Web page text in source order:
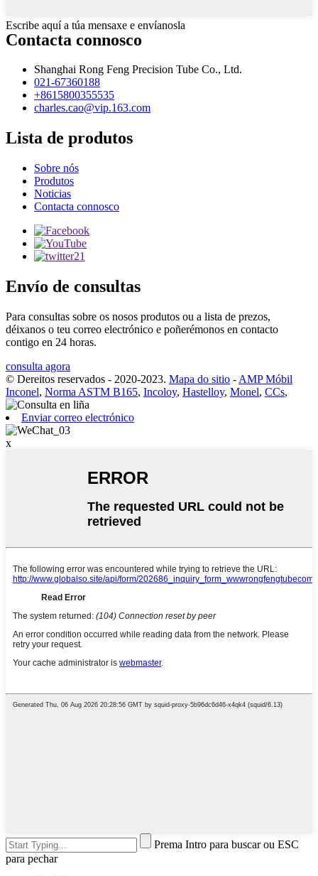
Escribe aquí a túa mensaxe e envíanosla
Contacta connosco
Shanghai Rong Feng Precision Tube Co., Ltd.
021-67360188
+8615800355535
charles.cao@vip.163.com
Lista de produtos
Sobre nós
Produtos
Noticias
Contacta connosco
Envío de consultas
Para consultas sobre os nosos produtos ou a lista de prezos,
déixanos o teu correo electrónico e poñerémonos en contacto
contigo en 24 horas.
consulta agora
© Dereitos reservados - 2020-2023. Mapa do sitio - AMP Móbil
Inconel, Norma ASTM B165, Incoloy, Hastelloy, Monel, CCs,
Enviar correo electrónico
x
Prema Intro para buscar ou ESC
para pechar